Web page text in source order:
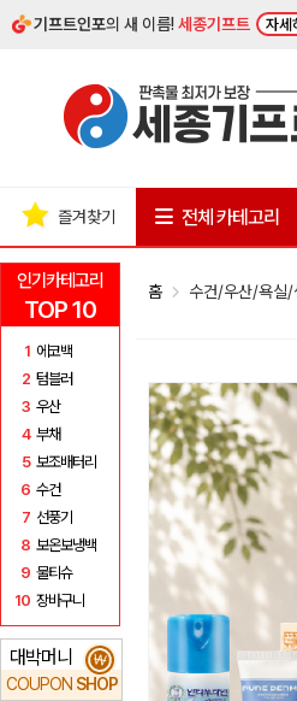
기프트인포의 새 이름!세종기프트 자세
인기카테고리
TOP 10
1 에코백
2 텀블러
3 우산
4 부채
5 보조배터리
6 수건
7 선풍기
8 보온보냉백
9 물티슈
10 장바구니
대박머니
COUPON SHOP
₩
즐겨찾기 전체 카테고리
홈 수건/우산/욕실/